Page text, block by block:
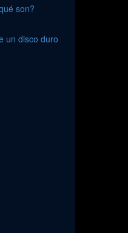
son?
un disco duro